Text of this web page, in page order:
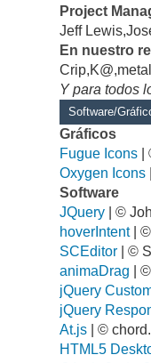
Project
Jeff
En nuestro
Y para todos
Software/
Gráficos
Fugue Icons
Oxygen Icons
Software
JQuery | ©
hoverIntent| ©
SCEditor | ©
animaDrag |
jQuery
jQuery
At.js | ©
HTML5